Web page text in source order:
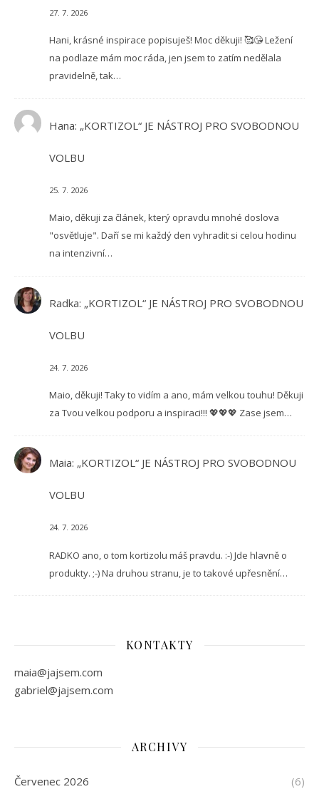
27. 7. 2026
Hani, krásné inspirace popisuješ! Moc děkuji! 🥰😘 Ležení
na podlaze mám moc ráda, jen jsem to zatím nedělala
pravidelně, tak…
Hana: „KORTIZOL“ JE NÁSTROJ PRO SVOBODNOU
VOLBU
25. 7. 2026
Maio, děkuji za článek, který opravdu mnohé doslova
"osvětluje". Daří se mi každý den vyhradit si celou hodinu
na intenzivní…
Radka: „KORTIZOL“ JE NÁSTROJ PRO SVOBODNOU
VOLBU
24. 7. 2026
Maio, děkuji! Taky to vidím a ano, mám velkou touhu! Děkuji
za Tvou velkou podporu a inspiraci!!! 💖💖💖 Zase jsem…
Maia: „KORTIZOL“ JE NÁSTROJ PRO SVOBODNOU
VOLBU
24. 7. 2026
RADKO ano, o tom kortizolu máš pravdu. :-) Jde hlavně o
produkty. ;-) Na druhou stranu, je to takové upřesnění…
KONTAKTY
maia@jajsem.com
gabriel@jajsem.com
ARCHIVY
Červenec 2026 (6)